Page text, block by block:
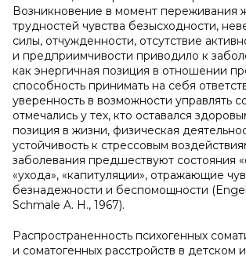
Возникновение в момент переживания
трудностей чувства безысходности,
силы, отчужденности, отсутствие
и предприимчивости приводило к
как энергичная позиция в отношении
способность принимать на себя
уверенность в возможности управлять
отмечались у тех, кто оставался
позиция в жизни, физическая
устойчивость к стрессовым
заболевания предшествуют состояния
«ухода», «капитуляции», отражающие
безнадежности и беспомощности (Engel
Schmale A. H., 1967).
Распространенность психогенных
и соматогенных расстройств в детском